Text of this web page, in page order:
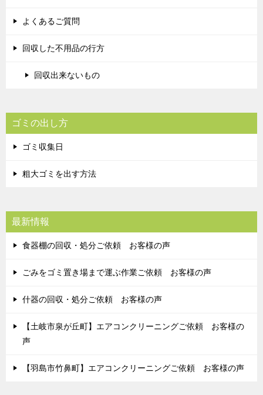
よくあるご質問
回収した不用品の行方
回収出来ないもの
ゴミの出し方
ゴミ収集日
粗大ゴミを出す方法
最新情報
食器棚の回収・処分ご依頼 お客様の声
ごみをゴミ置き場まで運ぶ作業ご依頼 お客様の声
什器の回収・処分ご依頼 お客様の声
【土岐市泉が丘町】エアコンクリーニングご依頼 お客様の
声
【羽島市竹鼻町】エアコンクリーニングご依頼 お客様の声